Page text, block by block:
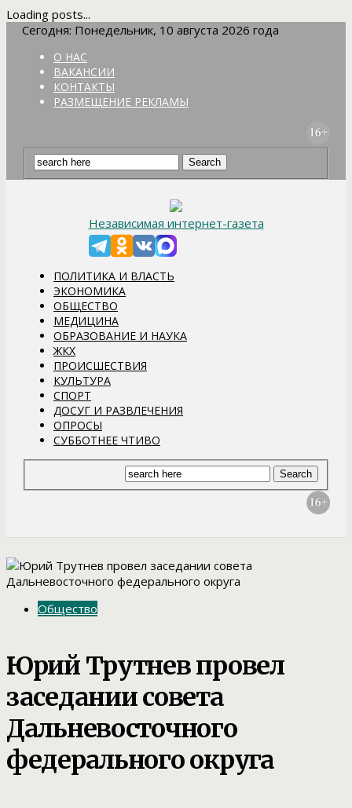
Loading posts...
Сегодня: Понедельник, 10 августа 2026 года
О НАС
ВАКАНСИИ
КОНТАКТЫ
РАЗМЕЩЕНИЕ РЕКЛАМЫ
Независимая интернет-газета
ПОЛИТИКА И ВЛАСТЬ
ЭКОНОМИКА
ОБЩЕСТВО
МЕДИЦИНА
ОБРАЗОВАНИЕ И НАУКА
ЖКХ
ПРОИСШЕСТВИЯ
КУЛЬТУРА
СПОРТ
ДОСУГ И РАЗВЛЕЧЕНИЯ
ОПРОСЫ
СУББОТНЕЕ ЧТИВО
Общество
Юрий Трутнев провел
заседании совета
Дальневосточного
федерального округа